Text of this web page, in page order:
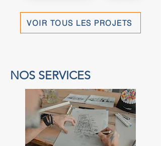
VOIR TOUS LES PROJETS
NOS SERVICES